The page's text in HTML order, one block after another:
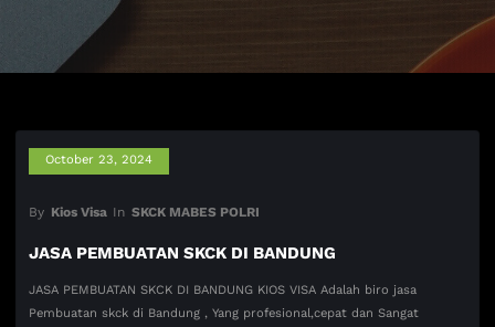
October 23, 2024
By Kios Visa In SKCK MABES POLRI
JASA PEMBUATAN SKCK DI BANDUNG
JASA PEMBUATAN SKCK DI BANDUNG KIOS VISA Adalah biro jasa
Pembuatan skck di Bandung , Yang profesional,cepat dan Sangat